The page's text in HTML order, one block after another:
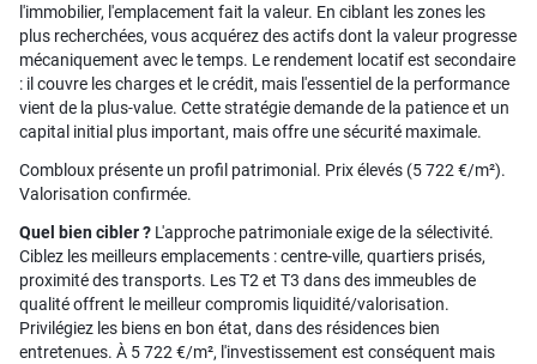
l'immobilier, l'emplacement fait la valeur. En ciblant les zones les
plus recherchées, vous acquérez des actifs dont la valeur progresse
mécaniquement avec le temps. Le rendement locatif est secondaire
: il couvre les charges et le crédit, mais l'essentiel de la performance
vient de la plus-value. Cette stratégie demande de la patience et un
capital initial plus important, mais offre une sécurité maximale.
Combloux présente un profil patrimonial. Prix élevés (5 722 €/m²).
Valorisation confirmée.
Quel bien cibler ? L'approche patrimoniale exige de la sélectivité.
Ciblez les meilleurs emplacements : centre-ville, quartiers prisés,
proximité des transports. Les T2 et T3 dans des immeubles de
qualité offrent le meilleur compromis liquidité/valorisation.
Privilégiez les biens en bon état, dans des résidences bien
entretenues. À 5 722 €/m², l'investissement est conséquent mais